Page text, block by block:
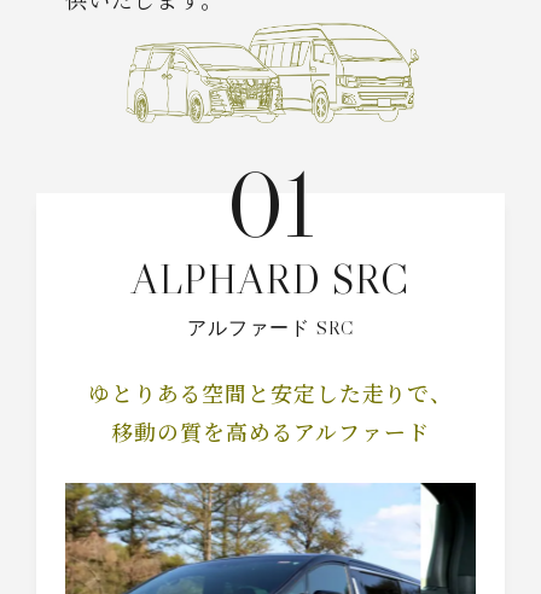
01
ALPHARD SRC
アルファード SRC
ゆとりある空間と安定した走りで、
移動の質を高めるアルファード